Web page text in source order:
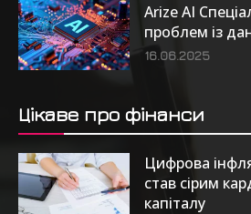
Arize AI
проблем із
16.06.2025
Цікаве про фінанси
Цифрова
став сірим
капіталу